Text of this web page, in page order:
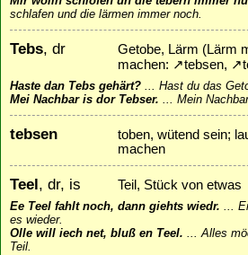
schlafen und die lärmen immer noch.
Tebs, dr
Getobe, Lärm (Lärm
machen: ↗tebsen, ↗
Haste dan Tebs gehärt? ... Hast du das
Mei Nachbar is dor Tebser. ... Mein
tebsen
toben, wütend sein;
machen
Teel, dr, is Teil, Stück von etwas
Ee Teel fahlt noch, dann giehts wiedr. ...
es wieder.
Olle will iech net, bluß en Teel. ...Alles
Teil.